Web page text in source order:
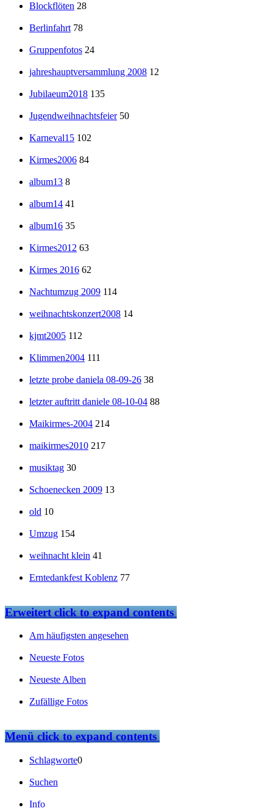
Blockflöten 28
Berlinfahrt 78
Gruppenfotos 24
jahreshauptversammlung 2008 12
Jubilaeum2018 135
Jugendweihnachtsfeier 50
Karneval15 102
Kirmes2006 84
album13 8
album14 41
album16 35
Kirmes2012 63
Kirmes 2016 62
Nachtumzug 2009 114
weihnachtskonzert2008 14
kjmt2005 112
Klimmen2004 111
letzte probe daniela 08-09-26 38
letzter auftritt daniele 08-10-04 88
Maikirmes-2004 214
maikirmes2010 217
musiktag 30
Schoenecken 2009 13
old 10
Umzug 154
weihnacht klein 41
Erntedankfest Koblenz 77
Erweitertclick to expand contents
Am häufigsten angesehen
Neueste Fotos
Neueste Alben
Zufällige Fotos
Menüclick to expand contents
Schlagworte0
Suchen
Info